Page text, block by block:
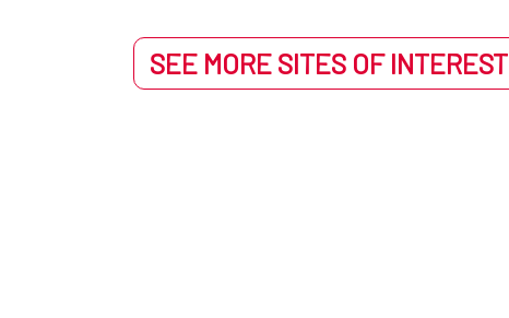
SEE MORE SITES OF INTEREST